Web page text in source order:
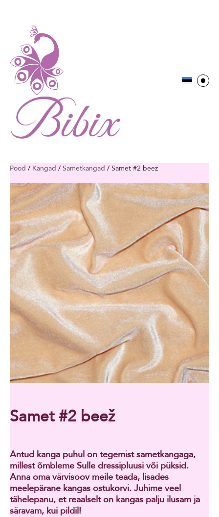
Pood / Kangad / Sametkangad / Samet #2 beež
Samet #2 beež
Antud kanga puhul on tegemist sametkangaga,
millest õmbleme Sulle dressipluusi või püksid.
Anna oma värvisoov meile teada, lisades
meelepärane kangas ostukorvi. Juhime veel
tähelepanu, et reaalselt on kangas palju ilusam ja
säravam, kui pildil!